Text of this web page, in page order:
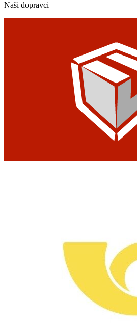
Naši dopravci